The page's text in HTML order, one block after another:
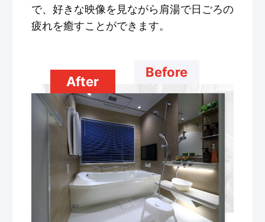
で、好きな映像を見ながら肩湯で日ごろの
疲れを癒すことができます。
Before
After